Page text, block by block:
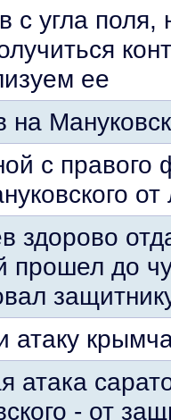
с угла поля,
ее
на
с правого
здорово
прошел до
атаку
атака
- от